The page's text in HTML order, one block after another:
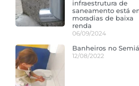
infraestrutura de
saneamento está
moradias de baixa
renda
06/09/2024
Banheiros no
12/08/2022